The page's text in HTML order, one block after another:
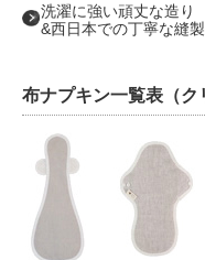
洗濯に強い頑丈な造り
&西日本での丁寧な縫製
布ナプキン一覧表（ク